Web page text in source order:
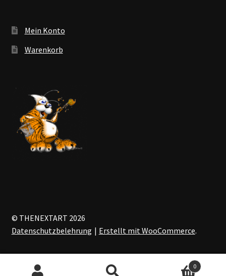
Mein Konto
Warenkorb
© THENEXTART 2026
Datenschutzbelehrung
Erstellt mit WooCommerce.
0